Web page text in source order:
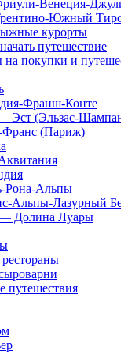
Венеция-
Южный
курорты
путешествие
на покупки и
Франш-Конте
Эст (Эльзас-
Франс (Париж)
Рона-Альпы
Альпы-Лазурный
Долина Луары
путешествия